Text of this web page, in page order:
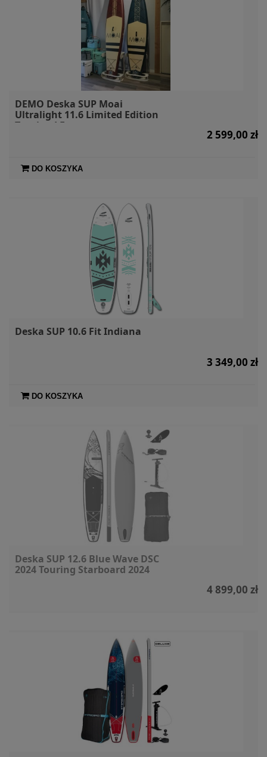
DEMO Deska SUP Moai
Ultralight 11.6 Limited Edition
Touring LE
2 599,00 zł
DO KOSZYKA
Deska SUP 10.6 Fit Indiana
3 349,00 zł
DO KOSZYKA
Deska SUP 12.6 Blue Wave DSC
2024 Touring Starboard 2024
4 899,00 zł